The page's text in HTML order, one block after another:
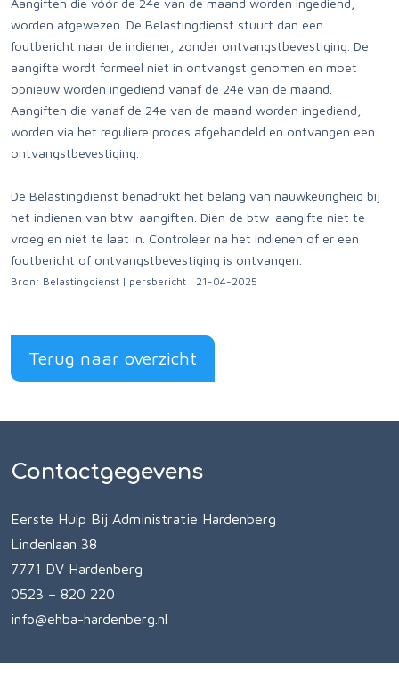
Aangiften die vóór de 24e van de maand worden ingediend,
worden afgewezen. De Belastingdienst stuurt dan een
foutbericht naar de indiener, zonder ontvangstbevestiging. De
aangifte wordt formeel niet in ontvangst genomen en moet
opnieuw worden ingediend vanaf de 24e van de maand.
Aangiften die vanaf de 24e van de maand worden ingediend,
worden via het reguliere proces afgehandeld en ontvangen een
ontvangstbevestiging.
De Belastingdienst benadrukt het belang van nauwkeurigheid bij
het indienen van btw-aangiften. Dien de btw-aangifte niet te
vroeg en niet te laat in. Controleer na het indienen of er een
foutbericht of ontvangstbevestiging is ontvangen.
Bron: Belastingdienst | persbericht | 21-04-2025
Terug naar overzicht
Contactgegevens
Eerste Hulp Bij Administratie Hardenberg
Lindenlaan 38
7771 DV Hardenberg
0523 – 820 220
info@ehba-hardenberg.nl